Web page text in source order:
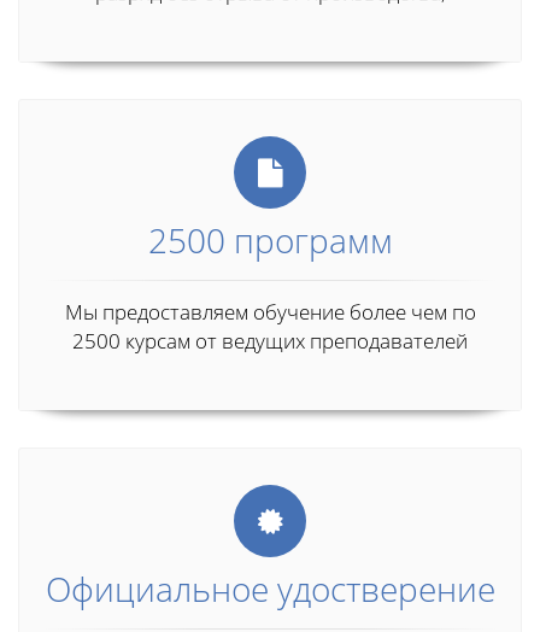
2500 программ
Мы предоставляем обучение более чем по
2500 курсам от ведущих преподавателей
Официальное удостверение